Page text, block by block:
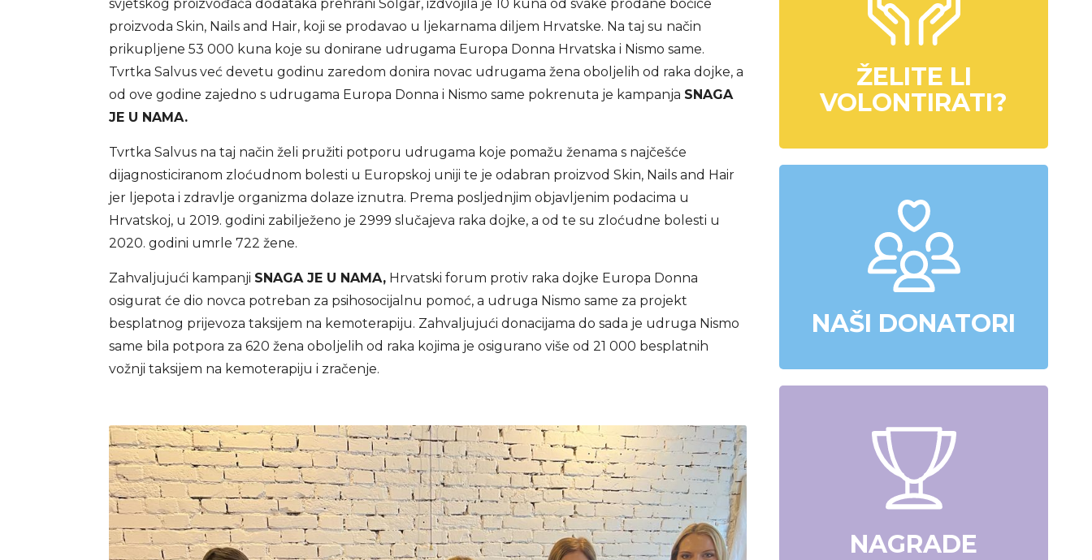
svjetskog proizvođača dodataka prehrani Solgar, izdvojila je 10 kuna od svake prodane bočice
proizvoda Skin, Nails and Hair, koji se prodavao u ljekarnama diljem Hrvatske. Na taj su način
prikupljene 53 000 kuna koje su donirane udrugama Europa Donna Hrvatska i Nismo same.
Tvrtka Salvus već devetu godinu zaredom donira novac udrugama žena oboljelih od raka dojke, a
od ove godine zajedno s udrugama Europa Donna i Nismo same pokrenuta je kampanja SNAGA
JE U NAMA.
Tvrtka Salvus na taj način želi pružiti potporu udrugama koje pomažu ženama s najčešće
dijagnosticiranom zloćudnom bolesti u Europskoj uniji te je odabran proizvod Skin, Nails and Hair
jer ljepota i zdravlje organizma dolaze iznutra. Prema posljednjim objavljenim podacima u
Hrvatskoj, u 2019. godini zabilježeno je 2999 slučajeva raka dojke, a od te su zloćudne bolesti u
2020. godini umrle 722 žene.
Zahvaljujući kampanji SNAGA JE U NAMA,Hrvatski forum protiv raka dojke Europa Donna
osigurat će dio novca potreban za psihosocijalnu pomoć, a udruga Nismo same za projekt
besplatnog prijevoza taksijem na kemoterapiju. Zahvaljujući donacijama do sada je udruga Nismo
same bila potpora za 620 žena oboljelih od raka kojima je osigurano više od 21 000 besplatnih
vožnji taksijem na kemoterapiju i zračenje.
ŽELITE LI
VOLONTIRATI?
NAŠI DONATORI
NAGRADE